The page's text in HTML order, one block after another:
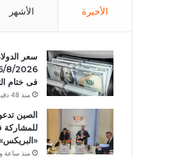
الأخيرة الأشهر
سعر
فى ختام
منذ 48 دقيقة
الصين
للمشاركة
«البريكس»
منذ ساعة